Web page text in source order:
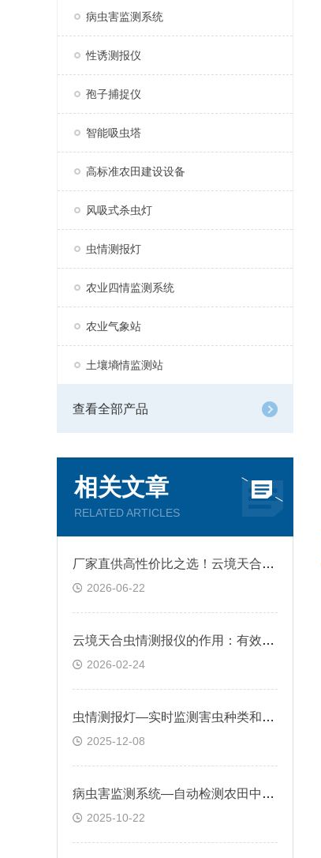
病虫害监测系统
性诱测报仪
孢子捕捉仪
智能吸虫塔
高标准农田建设设备
风吸式杀虫灯
虫情测报灯
农业四情监测系统
农业气象站
土壤墒情监测站
查看全部产品
相关文章
RELATED ARTICLES
厂家直供高性价比之选！云境天合虫情测报仪用科技重构农田病虫害防控体系
2026-06-22
云境天合虫情测报仪的作用：有效减少农药使用，助力绿色农业发展
2026-02-24
虫情测报灯—实时监测害虫种类和密度变化，为病虫害预警提供数据支持
2025-12-08
病虫害监测系统—自动检测农田中病虫害发生，并通过云平台发送预警信息
2025-10-22